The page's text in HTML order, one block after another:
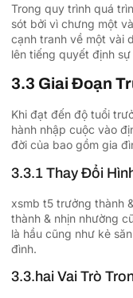
Trong quy trình quá
sót bởi vì chưng một
cạnh tranh về một vài
lên tiếng quyết định
3.3 Giai Đoạn
Khi đạt đến độ tuổi
hành nhập cuộc vào
đời của bao gồm gia
3.3.1 Thay Đổi
xsmb t5 trưởng thành
thành & nhịn nhường
là hầu cũng như kẻ
đình.
3.3.hai Vai Trò